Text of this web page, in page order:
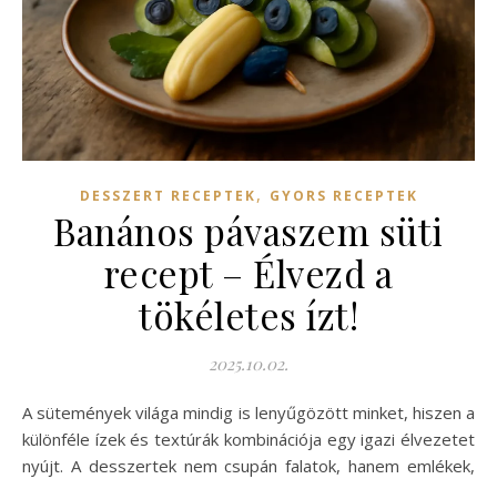
DESSZERT RECEPTEK, GYORS RECEPTEK
Banános pávaszem süti
recept – Élvezd a
tökéletes ízt!
2025.10.02.
A sütemények világa mindig is lenyűgözött minket, hiszen a
különféle ízek és textúrák kombinációja egy igazi élvezetet
nyújt. A desszertek nem csupán falatok, hanem emlékek,